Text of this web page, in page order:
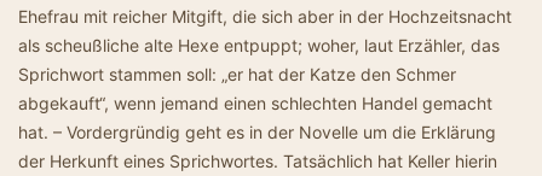
Ehefrau mit reicher Mitgift, die sich aber in der Hochzeitsnacht
als scheußliche alte Hexe entpuppt; woher, laut Erzähler, das
Sprichwort stammen soll: „er hat der Katze den Schmer
abgekauft“, wenn jemand einen schlechten Handel gemacht
hat. – Vordergründig geht es in der Novelle um die Erklärung
der Herkunft eines Sprichwortes. Tatsächlich hat Keller hierin